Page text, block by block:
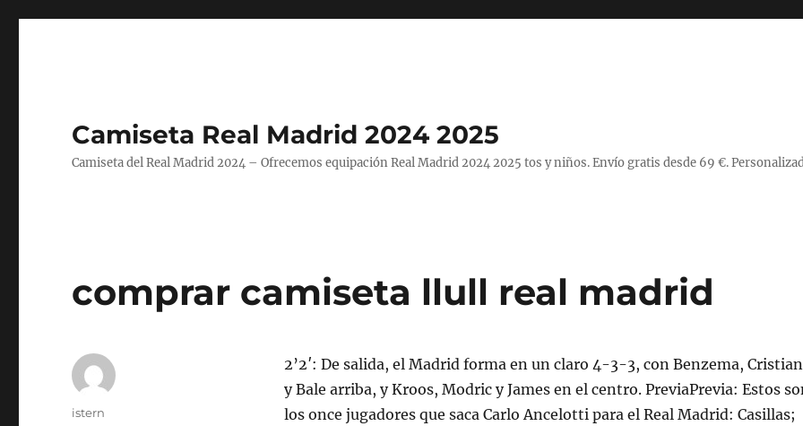
Camiseta Real Madrid 2024 2025
Camiseta del Real Madrid 2024 – Ofrecemos equipación Real Madrid 2024 2025 tos y niños. Envío gratis desde 69 €.
comprar camiseta llull real madrid
2’2′: De salida, el Madrid forma en un claro 4-3-3, con Benzema,
y Bale arriba, y Kroos, Modric y James en el centro. PreviaPrevia: Estos
los once jugadores que saca Carlo Ancelotti para el Real Madrid: Casillas;
Autor
istern